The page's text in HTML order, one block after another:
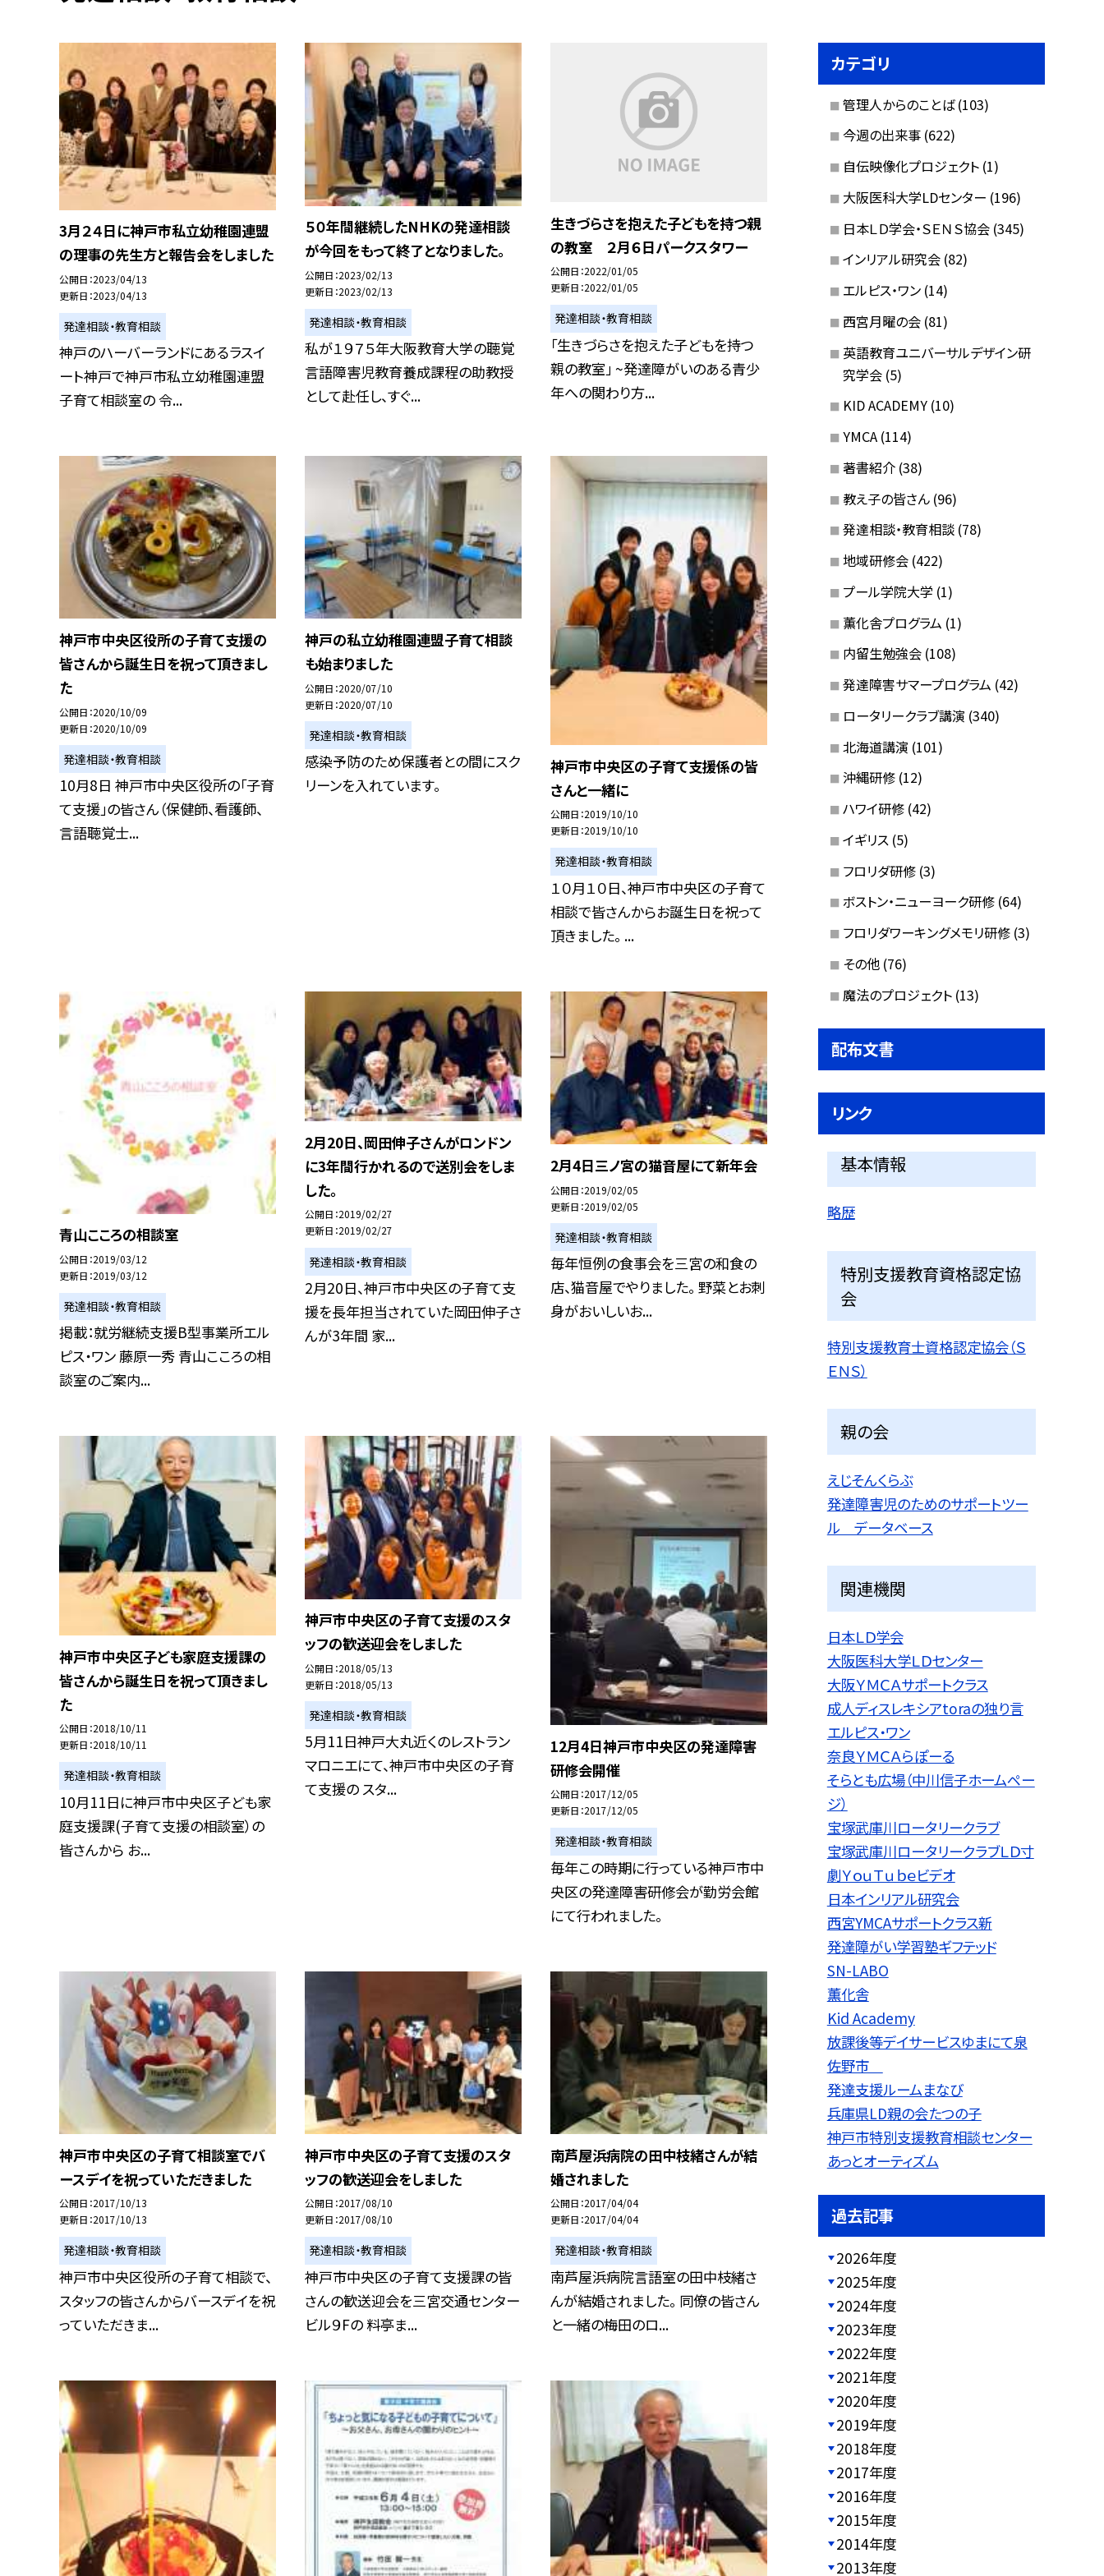
3月２４日に神戸市私立幼稚園連盟
の理事の先生方と報告会をしました
公開日 2023/04/13
更新日 2023/04/13
発達相談・教育相談
神戸のハーバーランドにあるラスイ
ート神戸で神戸市私立幼稚園連盟
子育て相談室の 令...
５０年間継続したNHKの発達相談
が今回をもって終了となりました。
公開日 2023/02/13
更新日 2023/02/13
発達相談・教育相談
私が１９７５年大阪教育大学の聴覚
言語障害児教育養成課程の助教授
として赴任し、すぐ...
生きづらさを抱えた子どもを持つ親
の教室 ２月６日パークスタワー
公開日 2022/01/05
更新日 2022/01/05
発達相談・教育相談
「生きづらさを抱えた子どもを持つ
親の教室」 ~発達障がいのある青少
年への関わり方...
神戸市中央区役所の子育て支援の
皆さんから誕生日を祝って頂きまし
た
公開日 2020/10/09
更新日 2020/10/09
発達相談・教育相談
10月8日 神戸市中央区役所の「子育
て支援」の皆さん（保健師、看護師、
言語聴覚士...
神戸の私立幼稚園連盟子育て相談
も始まりました
公開日 2020/07/10
更新日 2020/07/10
発達相談・教育相談
感染予防のため保護者との間にスク
リーンを入れています。
神戸市中央区の子育て支援係の皆
さんと一緒に
公開日 2019/10/10
更新日 2019/10/10
発達相談・教育相談
１０月１０日、神戸市中央区の子育て
相談で皆さんからお誕生日を祝って
頂きました。 ...
青山こころの相談室
公開日 2019/03/12
更新日 2019/03/12
発達相談・教育相談
掲載：就労継続支援B型事業所エル
ピス・ワン 藤原一秀 青山こころの相
談室のご案内...
2月20日、岡田伸子さんがロンドン
に3年間行かれるので送別会をしま
した。
公開日 2019/02/27
更新日 2019/02/27
発達相談・教育相談
2月20日、神戸市中央区の子育て支
援を長年担当されていた岡田伸子さ
んが3年間 家...
2月4日三ノ宮の猫音屋にて新年会
公開日 2019/02/05
更新日 2019/02/05
発達相談・教育相談
毎年恒例の食事会を三宮の和食の
店、猫音屋でやりました。 野菜とお刺
身がおいしいお...
神戸市中央区子ども家庭支援課の
皆さんから誕生日を祝って頂きまし
た
公開日 2018/10/11
更新日 2018/10/11
発達相談・教育相談
10月11日に神戸市中央区子ども家
庭支援課(子育て支援の相談室）の
皆さんから お...
神戸市中央区の子育て支援のスタ
ッフの歓送迎会をしました
公開日 2018/05/13
更新日 2018/05/13
発達相談・教育相談
5月11日神戸大丸近くのレストラン
マロニエにて、神戸市中央区の子育
て支援の スタ...
12月4日神戸市中央区の発達障害
研修会開催
公開日 2017/12/05
更新日 2017/12/05
発達相談・教育相談
毎年この時期に行っている神戸市中
央区の発達障害研修会が勤労会館
にて行われました。
神戸市中央区の子育て相談室でバ
ースデイを祝っていただきました
公開日 2017/10/13
更新日 2017/10/13
発達相談・教育相談
神戸市中央区役所の子育て相談で、
スタッフの皆さんからバースデイを祝
っていただきま...
神戸市中央区の子育て支援のスタ
ッフの歓送迎会をしました
公開日 2017/08/10
更新日 2017/08/10
発達相談・教育相談
神戸市中央区の子育て支援課の皆
さんの歓送迎会を三宮交通センター
ビル９Fの 料亭ま...
南芦屋浜病院の田中枝緒さんが結
婚されました
公開日 2017/04/04
更新日 2017/04/04
発達相談・教育相談
南芦屋浜病院言語室の田中枝緒さ
んが結婚されました。 同僚の皆さん
と一緒の梅田のロ...
カテゴリ
管理人からのことば (103)
今週の出来事 (622)
自伝映像化プロジェクト (1)
大阪医科大学LDセンター (196)
日本ＬＤ学会・ＳＥＮＳ協会 (345)
インリアル研究会 (82)
エルピス・ワン (14)
西宮月曜の会 (81)
英語教育ユニバーサルデザイン研
究学会 (5)
KID ACADEMY (10)
YMCA (114)
著書紹介 (38)
教え子の皆さん (96)
発達相談・教育相談 (78)
地域研修会 (422)
プール学院大学 (1)
薫化舎プログラム (1)
内留生勉強会 (108)
発達障害サマープログラム (42)
ロータリークラブ講演 (340)
北海道講演 (101)
沖縄研修 (12)
ハワイ研修 (42)
イギリス (5)
フロリダ研修 (3)
ボストン・ニューヨーク研修 (64)
フロリダワーキングメモリ研修 (3)
その他 (76)
魔法のプロジェクト (13)
配布文書
リンク
基本情報
略歴
特別支援教育資格認定協
会
特別支援教育士資格認定協会（Ｓ
ＥＮＳ）
親の会
えじそんくらぶ
発達障害児のためのサポートツー
ル データベース
関連機関
日本ＬＤ学会
大阪医科大学ＬＤセンター
大阪ＹＭＣＡサポートクラス
成人ディスレキシアtoraの独り言
エルピス・ワン
奈良ＹＭＣＡらぽーる
そらとも広場（中川信子ホームペー
ジ）
宝塚武庫川ロータリークラブ
宝塚武庫川ロータリークラブＬＤ寸
劇ＹｏｕＴｕｂｅビデオ
日本インリアル研究会
西宮YMCAサポートクラス新
発達障がい学習塾ギフテッド
SN-LABO
薫化舎
Kid Academy
放課後等デイサービスゆまにて泉
佐野市
発達支援ルームまなび
兵庫県LD親の会たつの子
神戸市特別支援教育相談センター
あっとオーティズム
過去記事
2026年度
2025年度
2024年度
2023年度
2022年度
2021年度
2020年度
2019年度
2018年度
2017年度
2016年度
2015年度
2014年度
2013年度